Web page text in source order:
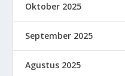
Oktober 2025
September 2025
Agustus 2025